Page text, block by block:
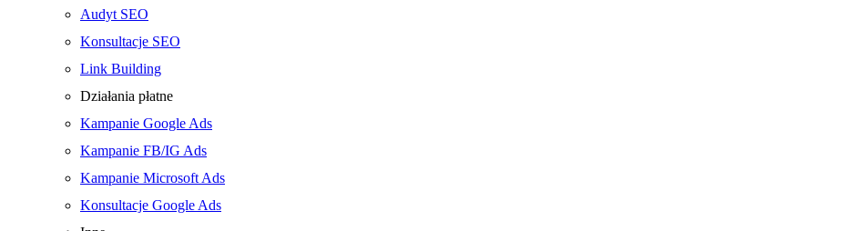
Audyt SEO
Konsultacje SEO
Link Building
Działania płatne
Kampanie Google Ads
Kampanie FB/IG Ads
Kampanie Microsoft Ads
Konsultacje Google Ads